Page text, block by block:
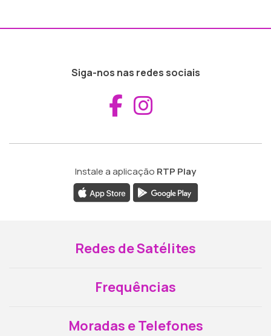
Siga-nos nas redes sociais
Aceder ao
Instale a aplicação RTP Play
Redes de Satélites
Frequências
Moradas e Telefones